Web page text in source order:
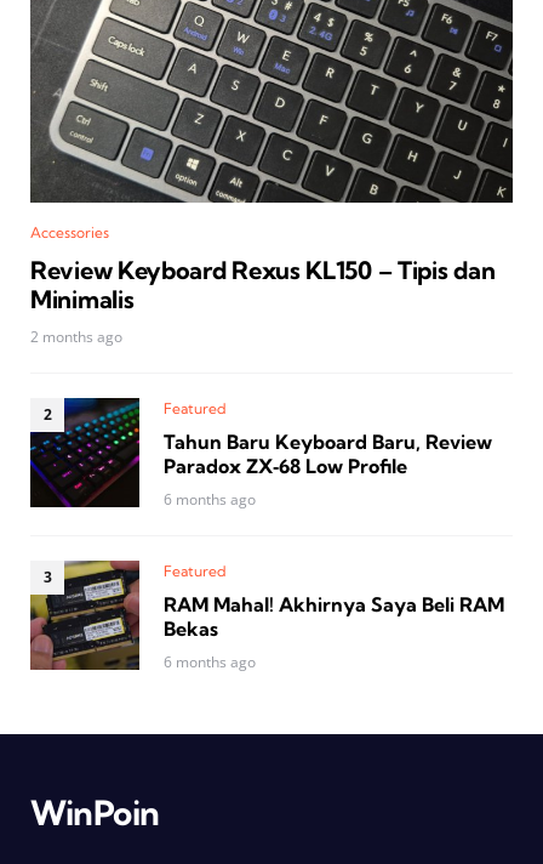
Accessories
Review Keyboard Rexus KL150 – Tipis dan
Minimalis
2 months ago
Featured
Tahun Baru Keyboard Baru, Review
Paradox ZX‑68 Low Profile
6 months ago
Featured
RAM Mahal! Akhirnya Saya Beli RAM
Bekas
6 months ago
WinPoin